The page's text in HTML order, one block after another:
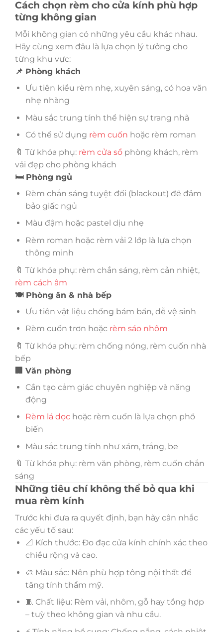
Cách chọn rèm cho cửa kính phù hợp
từng không gian
Mỗi không gian có những yêu cầu khác nhau.
Hãy cùng xem đâu là lựa chọn lý tưởng cho
từng khu vực:
📌 Phòng khách
Ưu tiên kiểu rèm nhẹ, xuyên sáng, có hoa văn
nhẹ nhàng
Màu sắc trung tính thể hiện sự trang nhã
Có thể sử dụng rèm cuốn hoặc rèm roman
🔖 Từ khóa phụ: rèm cửa sổ phòng khách, rèm
vải đẹp cho phòng khách
🛏️ Phòng ngủ
Rèm chắn sáng tuyệt đối (blackout) để đảm
bảo giấc ngủ
Màu đậm hoặc pastel dịu nhẹ
Rèm roman hoặc rèm vải 2 lớp là lựa chọn
thông minh
🔖 Từ khóa phụ: rèm chắn sáng, rèm cản nhiệt,
rèm cách âm
🍽️ Phòng ăn & nhà bếp
Ưu tiên vật liệu chống bám bẩn, dễ vệ sinh
Rèm cuốn trơn hoặc rèm sáo nhôm
🔖 Từ khóa phụ: rèm chống nóng, rèm cuốn nhà
bếp
🏢 Văn phòng
Cần tạo cảm giác chuyên nghiệp và năng
động
Rèm lá dọchoặc rèm cuốn là lựa chọn phổ
biến
Màu sắc trung tính như xám, trắng, be
🔖 Từ khóa phụ: rèm văn phòng, rèm cuốn chắn
sáng
Những tiêu chí không thể bỏ qua khi
mua rèm kính
Trước khi đưa ra quyết định, bạn hãy cân nhắc
các yếu tố sau:
📐 Kích thước: Đo đạc cửa kính chính xác theo
chiều rộng và cao.
🎨 Màu sắc: Nên phù hợp tông nội thất để
tăng tính thẩm mỹ.
🧵 Chất liệu: Rèm vải, nhôm, gỗ hay tổng hợp
– tuỳ theo không gian và nhu cầu.